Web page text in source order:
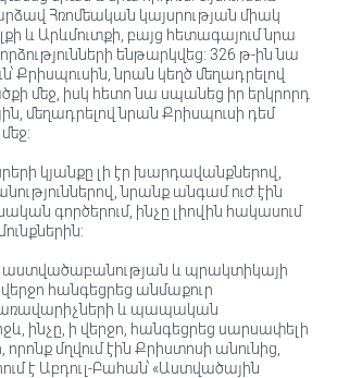
Հռոմեական կայսրության միակ
և Արևմուտքի, բայց հետագայում նրա
ենթարկվեց: 326 թ-ին նա
Քրիսպուսին, նրան կեղծ մեղադրելով
մեջ, իսկ հետո նա սպանեց իր երկրորդ
մեղադրելով նրան Քրիսպուսի դեմ
կյանքը լի էր խարդավանքներով,
նրանք անգամ ուժ էին
գործերում, ինչը լիովին հակասում
և պրակտիկայի
հանգեցրեց անմաքուր
կառավարիչների և պապական
ինչը, ի վերջո, հանգեցրեց սարսափելի
մղվում էին Քրիստոսի անունից,
է Աբդուլ-Բահան՝ «Աստվածային